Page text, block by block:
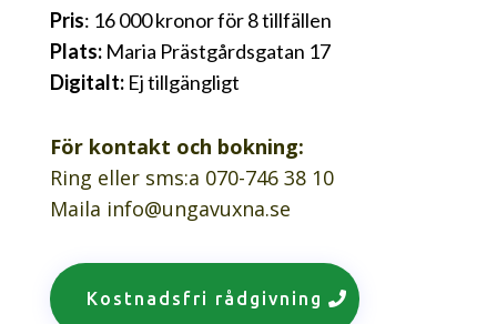
Pris: 16 000 kronor för 8 tillfällen
Plats: Maria Prästgårdsgatan 17
Digitalt: Ej tillgängligt
För kontakt och bokning:
Ring eller sms:a 070-746 38 10
Maila info@ungavuxna.se
Kostnadsfri rådgivning